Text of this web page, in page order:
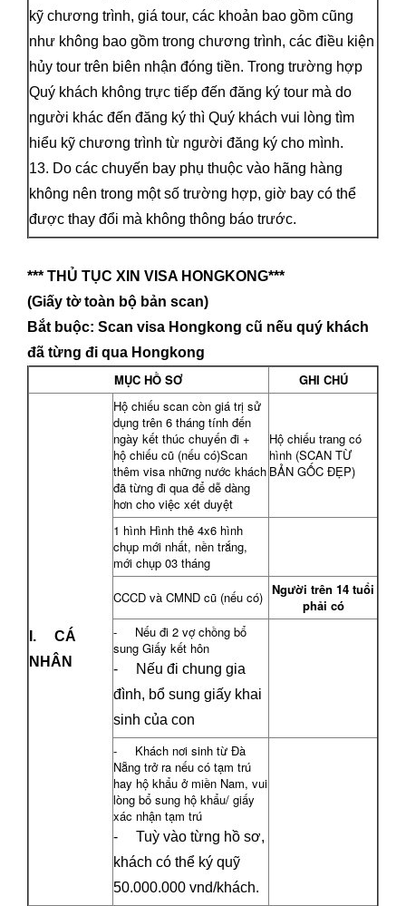
kỹ chương trình, giá tour, các khoản bao gồm cũng
như không bao gồm trong chương trình, các điều kiện
hủy tour trên biên nhận đóng tiền. Trong trường hợp
Quý khách không trực tiếp đến đăng ký tour mà do
người khác đến đăng ký thì Quý khách vui lòng tìm
hiểu kỹ chương trình từ người đăng ký cho mình.
13. Do các chuyến bay phụ thuộc vào hãng hàng
không nên trong một số trường hợp, giờ bay có thể
được thay đổi mà không thông báo trước.
*** THỦ TỤC XIN VISA HONGKONG***
(Giấy tờ toàn bộ bản scan)
Bắt buộc: Scan visa Hongkong cũ nếu quý khách
đã từng đi qua Hongkong
MỤC HỒ SƠ GHI CHÚ
I. CÁ
NHÂN
Hộ chiếu scan còn giá trị sử
dụng trên 6 tháng tính đến
ngày kết thúc chuyến đi +
hộ chiếu cũ (nếu có)Scan
thêm visa những nước khách
đã từng đi qua để dễ dàng
hơn cho việc xét duyệt
Hộ chiếu trang có
hình (SCAN TỪ
BẢN GỐC ĐẸP)
1 hình Hình thẻ 4x6 hình
chụp mới nhất, nền trắng,
mới chụp 03 tháng
CCCD và CMND cũ (nếu có) Người trên 14 tuổi
phải có
- Nếu đi 2 vợ chồng bổ
sung Giấy kết hôn
- Nếu đi chung gia
đình, bổ sung giấy khai
sinh của con
- Khách nơi sinh từ Đà
Nẵng trở ra nếu có tạm trú
hay hộ khẩu ở miền Nam, vui
lòng bổ sung hộ khẩu/ giấy
xác nhận tạm trú
- Tuỳ vào từng hồ sơ,
khách có thể ký quỹ
50.000.000 vnd/khách.